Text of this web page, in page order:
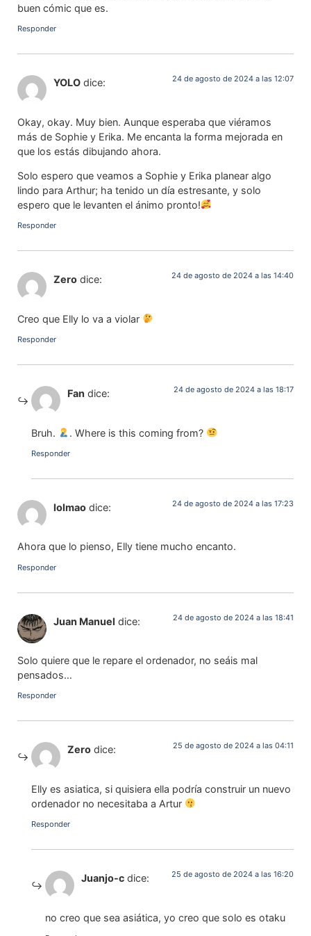
buen cómic que es.
Responder
YOLO dice: 24 de agosto de 2024 a las 12:07
Okay, okay. Muy bien. Aunque esperaba que viéramos
más de Sophie y Erika. Me encanta la forma mejorada en
que los estás dibujando ahora.
Solo espero que veamos a Sophie y Erika planear algo
lindo para Arthur; ha tenido un día estresante, y solo
espero que le levanten el ánimo pronto!
Responder
Zero dice: 24 de agosto de 2024 a las 14:40
Creo que Elly lo va a violar
Responder
Fan dice: 24 de agosto de 2024 a las 18:17
Bruh. . Where is this coming from?
Responder
lolmao dice: 24 de agosto de 2024 a las 17:23
Ahora que lo pienso, Elly tiene mucho encanto.
Responder
Juan Manuel dice: 24 de agosto de 2024 a las 18:41
Solo quiere que le repare el ordenador, no seáis mal
pensados…
Responder
Zero dice: 25 de agosto de 2024 a las 04:11
Elly es asiatica, si quisiera ella podría construir un nuevo
ordenador no necesitaba a Artur
Responder
Juanjo-c dice: 25 de agosto de 2024 a las 16:20
no creo que sea asiática, yo creo que solo es otaku